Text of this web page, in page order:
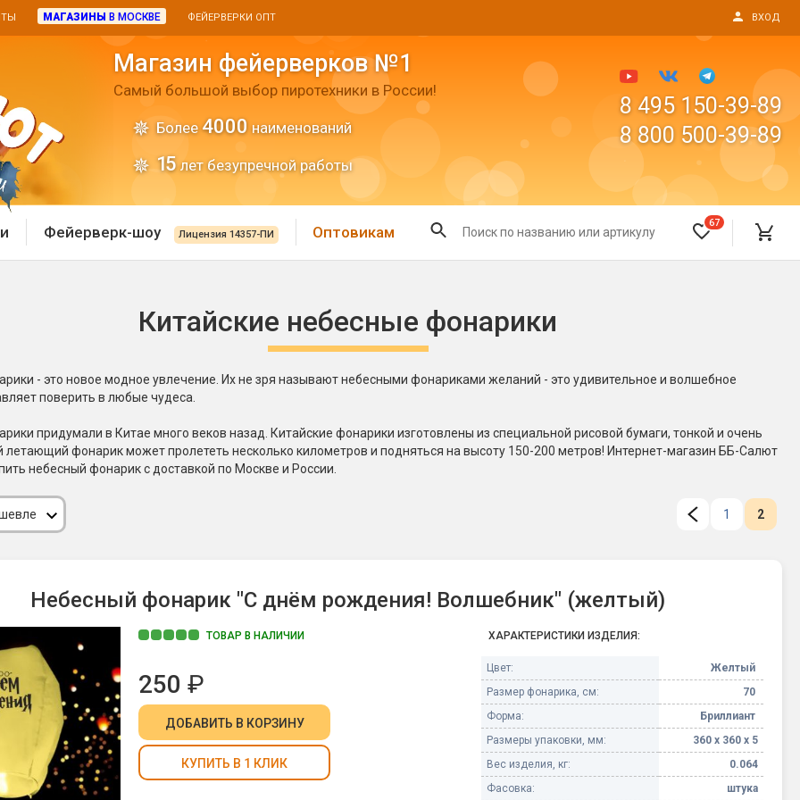
МАГАЗИНЫ В МОСКВЕ ФЕЙЕРВЕРКИ ОПТ ВХОД
Магазин фейерверков №1
Самый большой выбор пиротехники в России!
Более 4000 наименований
15 лет безупречной работы
8 495 150-39-89
8 800 500-39-89
пчелы
и огонь
огня
пиротехника
Хлопушки и пневмохлопушки
Маленькие хлопушки
Пружинные хлопушки
Бенгальские огни
Фонтаны сценические (холодные)
Ракеты
Фестивальные шары
Фонтаны в торт (холодные)
Конфетти, серпантин
Елочные гирлянды
Фейерверк-шоу
Фейерверк-шоу Лицензия 14357-ПИ Оптовикам
67
Китайские небесные фонарики
- это новое модное увлечение. Их не зря называют небесными фонариками желаний - это удивительное и волшебное
поверить в любые чудеса.
придумали в Китае много веков назад. Китайские фонарики изготовлены из специальной рисовой бумаги, тонкой и очень
летающий фонарик может пролететь несколько километров и подняться на высоту 150-200 метров! Интернет-магазин ББ-Салют
небесный фонарик с доставкой по Москве и России.
1 2
Небесный фонарик "С днём рождения! Волшебник" (желтый)
ТОВАР В НАЛИЧИИ
250 ₽
ДОБАВИТЬ В КОРЗИНУ
КУПИТЬ В 1 КЛИК
ХАРАКТЕРИСТИКИ ИЗДЕЛИЯ:
Цвет:
Желтый
Размер фонарика, см:
70
Форма:
Бриллиант
Размеры упаковки, мм:
360 х 360 х 5
Вес изделия, кг:
0.064
Фасовка:
штука